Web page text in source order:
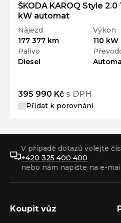
ŠKODA KAROQ Style 2.0
kW automat
Nájezd
177 377 km
Výkon
110 kW
Palivo
Diesel
395 990 Kč s DPH
Přidat k porovnání
V případě dotazů volejte
+420 325 400 400
nebo nám napište na e-
Koupit vůz